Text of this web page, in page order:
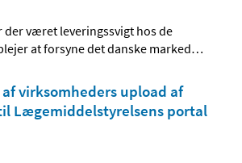
der været leveringssvigt hos de
at forsyne det danske marked…
virksomheders upload af
Lægemiddelstyrelsens portal